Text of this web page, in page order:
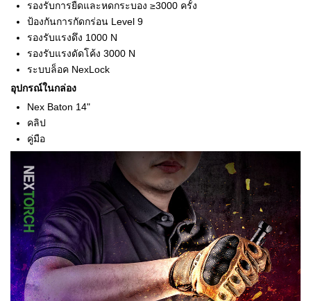
รองรับการยืดและหดกระบอง ≥3000 ครั้ง
ป้องกันการกัดกร่อน Level 9
รองรับแรงดึง 1000 N
รองรับแรงดัดโค้ง 3000 N
ระบบล็อค NexLock
อุปกรณ์ในกล่อง
Nex Baton 14"
คลิป
คู่มือ